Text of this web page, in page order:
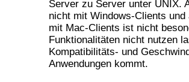
Server zu Server unter UNIX.
nicht mit Windows-Clients
mit Mac-Clients ist nicht
Funktionalitäten nicht nutzen
Kompatibilitäts- und
Anwendungen kommt.